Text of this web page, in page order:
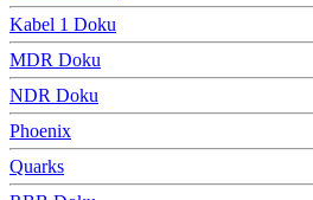
Kabel 1 Doku
MDR Doku
NDR Doku
Phoenix
Quarks